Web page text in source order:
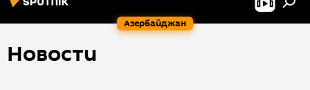
Азербайджан
Новости